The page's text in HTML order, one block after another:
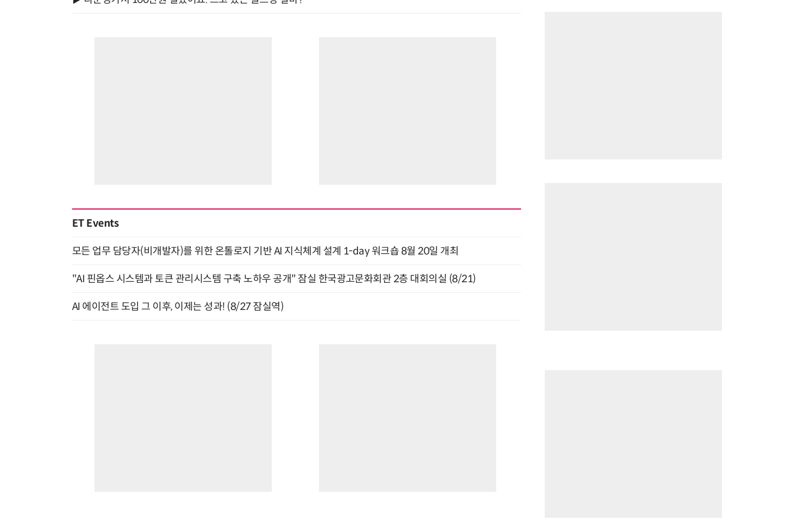
ET Events
모든 업무 담당자(비개발자)를 위한 온톨로지 기반 AI 지식체계 설계 1-day 워크숍 8월 20일 개최
"AI 핀옵스 시스템과 토큰 관리시스템 구축 노하우 공개" 잠실 한국광고문화회관 2층 대회의실 (8/21)
AI 에이전트 도입 그 이후, 이제는 성과! (8/27 잠실역)